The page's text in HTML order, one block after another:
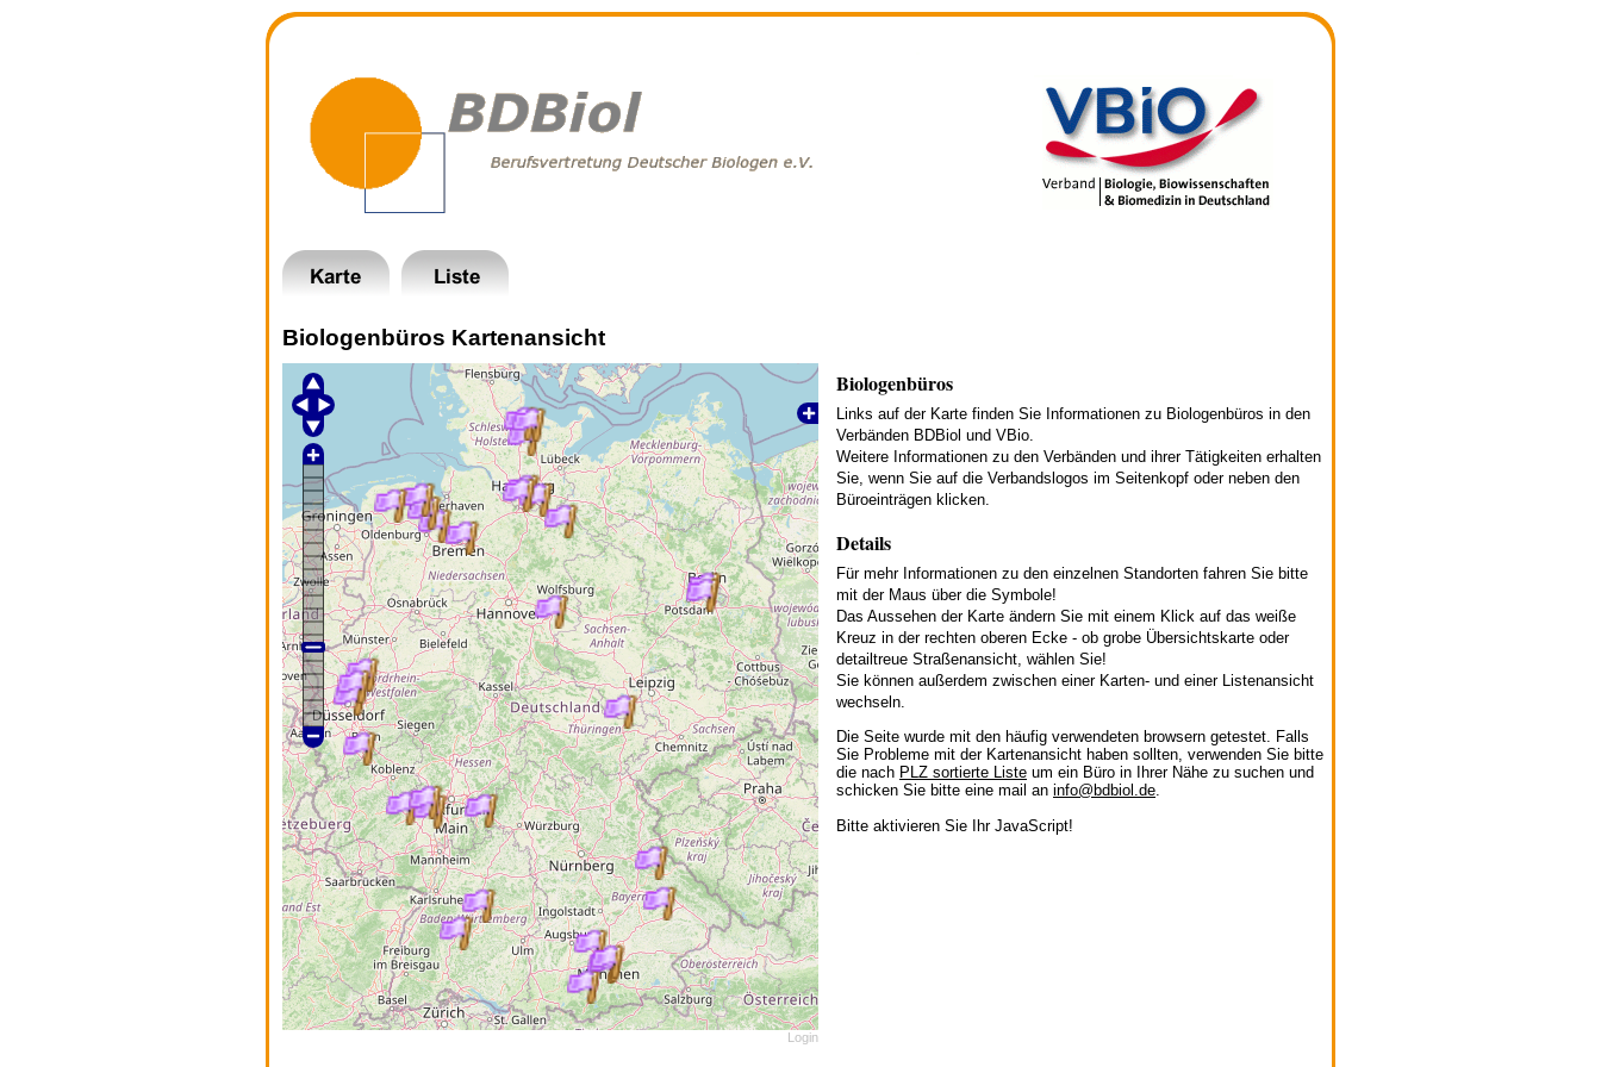
Biologenbüros Kartenansicht
Biologenbüros
Links auf der Karte finden Sie Informationen zu Biologenbüros in den
Verbänden BDBiol und VBio.
Weitere Informationen zu den Verbänden und ihrer Tätigkeiten erhalten
Sie, wenn Sie auf die Verbandslogos im Seitenkopf oder neben den
Büroeinträgen klicken.
Details
Für mehr Informationen zu den einzelnen Standorten fahren Sie bitte
mit der Maus über die Symbole!
Das Aussehen der Karte ändern Sie mit einem Klick auf das weiße
Kreuz in der rechten oberen Ecke - ob grobe Übersichtskarte oder
detailtreue Straßenansicht, wählen Sie!
Sie können außerdem zwischen einer Karten- und einer Listenansicht
wechseln.
Die Seite wurde mit den häufig verwendeten browsern getestet. Falls
Sie Probleme mit der Kartenansicht haben sollten, verwenden Sie bitte
die nach PLZ sortierte Liste um ein Büro in Ihrer Nähe zu suchen und
schicken Sie bitte eine mail an info@bdbiol.de
Bitte aktivieren Sie Ihr JavaScript!
Login